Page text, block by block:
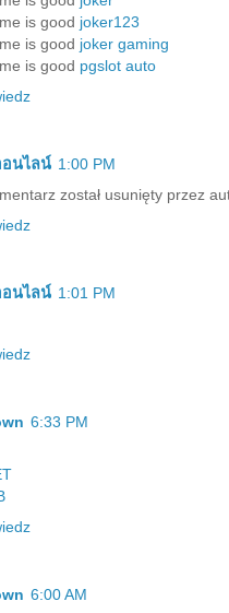
is good joker123
is good joker gaming
is good pgslot auto
นไลน์ 1:00 PM
został usunięty przez
นไลน์ 1:01 PM
6:33 PM
6:00 AM